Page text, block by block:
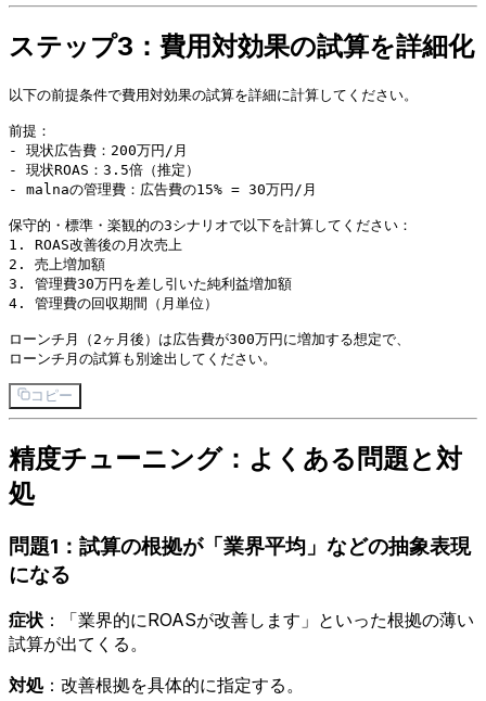
ステップ3：費用対効果の試算を詳細化
以下の前提条件で費用対効果の試算を詳細に計算してください。
前提：
- 現状広告費：200万円/月
- 現状ROAS：3.5倍（推定）
- malnaの管理費：広告費の15% = 30万円/月
保守的・標準・楽観的の3シナリオで以下を計算してください：
1. ROAS改善後の月次売上
2. 売上増加額
3. 管理費30万円を差し引いた純利益増加額
4. 管理費の回収期間（月単位）
ローンチ月（2ヶ月後）は広告費が300万円に増加する想定で、
コピー
精度チューニング：よくある問題と対
処
問題1：試算の根拠が「業界平均」などの抽象表現
になる
症状 ：「業界的にROASが改善します」といった根拠の薄い
試算が出てくる。
対処 ：改善根拠を具体的に指定する。